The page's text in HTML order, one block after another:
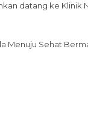
datang ke Klinik
Menuju Sehat